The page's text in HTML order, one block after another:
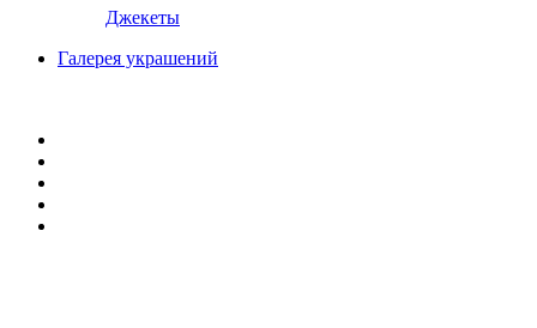
Джекеты
Галерея украшений